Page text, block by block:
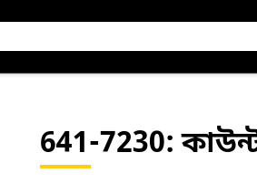
641-7230: